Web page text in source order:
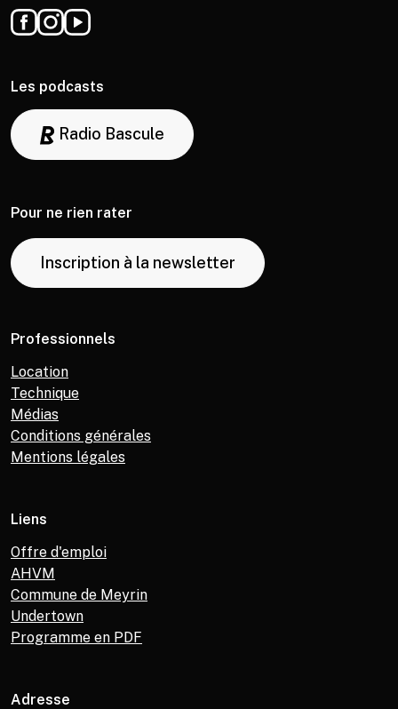
Les podcasts
Radio Bascule
Pour ne rien rater
Inscription à la newsletter
Professionnels
Location
Technique
Médias
Conditions générales
Mentions légales
Liens
Offre d'emploi
AHVM
Commune de Meyrin
Undertown
Programme en PDF
Adresse